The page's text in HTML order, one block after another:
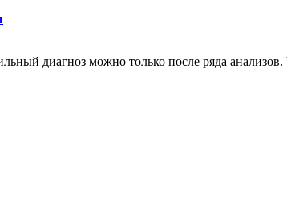
диагноз можно только после ряда